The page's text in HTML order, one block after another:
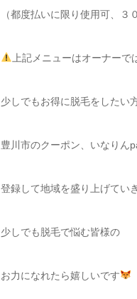
（都度払いに限り使用可、３
上記メニューはオーナーで
少しでもお得に脱毛をしたい
豊川市のクーポン、いなりん
登録して地域を盛り上げてい
少しでも脱毛で悩む皆様の
お力になれたら嬉しいです